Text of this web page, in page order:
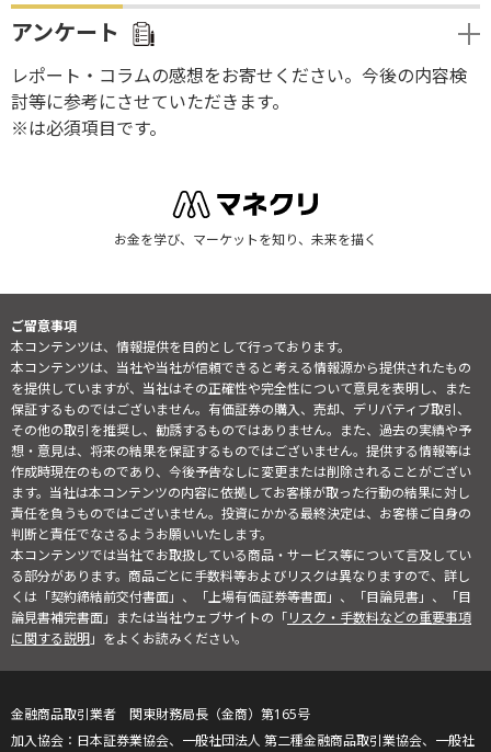
アンケート
レポート・コラムの感想をお寄せください。今後の内容検
討等に参考にさせていただきます。
※は必須項目です。
お金を学び、マーケットを知り、未来を描く
ご留意事項
本コンテンツは、情報提供を目的として行っております。
本コンテンツは、当社や当社が信頼できると考える情報源から提供されたもの
を提供していますが、当社はその正確性や完全性について意見を表明し、また
保証するものではございません。有価証券の購入、売却、デリバティブ取引、
その他の取引を推奨し、勧誘するものではありません。また、過去の実績や予
想・意見は、将来の結果を保証するものではございません。提供する情報等は
作成時現在のものであり、今後予告なしに変更または削除されることがござい
ます。当社は本コンテンツの内容に依拠してお客様が取った行動の結果に対し
責任を負うものではございません。投資にかかる最終決定は、お客様ご自身の
判断と責任でなさるようお願いいたします。
本コンテンツでは当社でお取扱している商品・サービス等について言及してい
る部分があります。商品ごとに手数料等およびリスクは異なりますので、詳し
くは「契約締結前交付書面」、「上場有価証券等書面」、「目論見書」、「目
論見書補完書面」または当社ウェブサイトの「リスク・手数料などの重要事項
に関する説明」をよくお読みください。
金融商品取引業者 関東財務局長（金商）第165号
日本証券業協会、一般社団法人 第二種金融商品取引業協会、一般社